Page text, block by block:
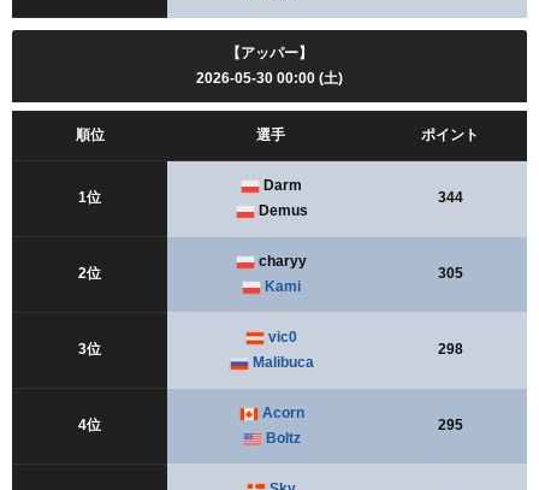
【アッパー】
2026-05-30 00:00 (土)
順位 選手 ポイント
1位
Darm
Demus
344
2位
charyy
Kami
305
3位
vic0
Malibuca
298
4位
Acorn
Boltz
295